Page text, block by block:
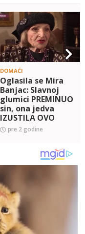
DOMAĆI
Oglasila se Mira
Banjac: Slavnoj
glumici PREMINUO
sin, ona jedva
IZUSTILA OVO
pre 2 godine